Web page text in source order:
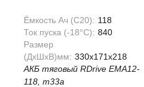
Ёмкость Ач (С20): 118
Ток пуска (-18°С): 840
Размер
(ДхШхВ)мм: 330x171x218
АКБ тяговый RDrive EMA12-
118, m33a